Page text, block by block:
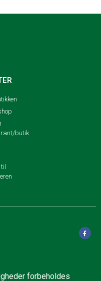
butik
forbeholdes